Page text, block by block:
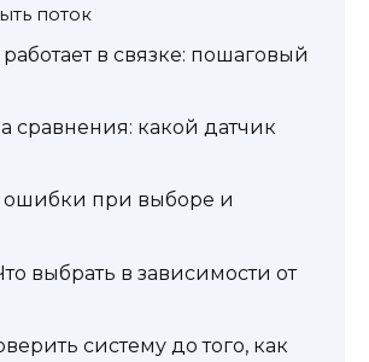
поток
работает в связке: пошаговый
сравнения: какой датчик
ошибки при выборе и
выбрать в зависимости от
систему до того, как